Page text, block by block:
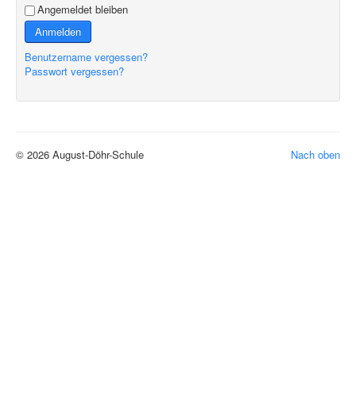
Angemeldet bleiben
Anmelden
Benutzername vergessen?
Passwort vergessen?
Nach oben
© 2026 August-Döhr-Schule